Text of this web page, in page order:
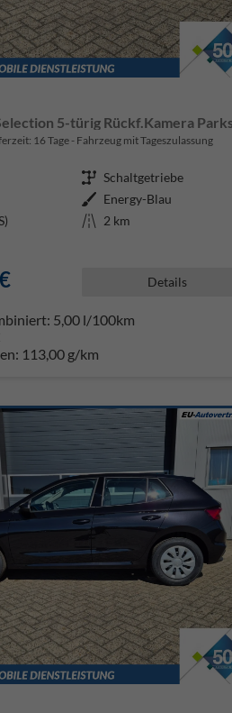
16 Tage Fahrzeug mit Tageszulassung
Getriebe Schaltgetriebe
Außenfarbe Energy-Blau
Kilometerstand 2 km
Details
5,00 l/100km
113,00 g/km